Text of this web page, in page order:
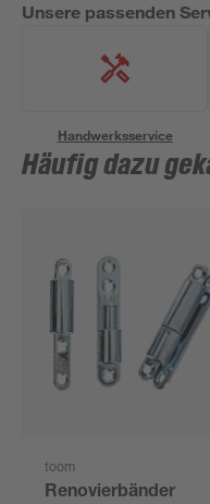
Unsere passenden
Handwerksservice
Häufig dazu
toom
Renovierbänder